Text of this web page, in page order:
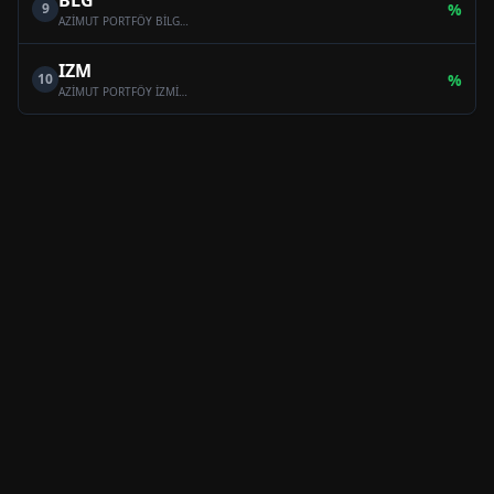
9
AZİMUT PORTFÖY BİLGE SERBEST ÖZEL FON
%
10 IZM
AZİMUT PORTFÖY İZMİR SERBEST (TL) ÖZEL FON
%